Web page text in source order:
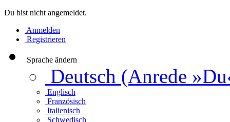
Du bist nicht angemeldet.
Anmelden
Registrieren
Sprache ändern
Deutsch (Anrede
Englisch
Französisch
Italienisch
Schwedisch